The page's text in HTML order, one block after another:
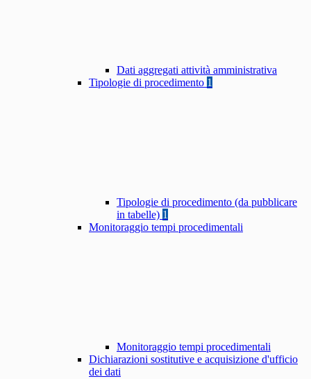
Dati aggregati attività amministrativa
Tipologie di procedimento 1
Tipologie di procedimento (da pubblicare
in tabelle) 1
Monitoraggio tempi procedimentali
Monitoraggio tempi procedimentali
Dichiarazioni sostitutive e acquisizione d'ufficio
dei dati